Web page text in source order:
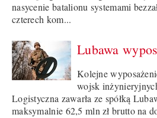
nasycenie batalionu systemami
czterech kom...
Lubawa
Kolejne
wojsk
Logistyczna zawarła ze spółką
maksymalnie 62,5 mln zł brutto na